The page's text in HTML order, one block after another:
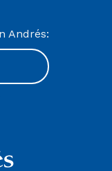
Andrés: